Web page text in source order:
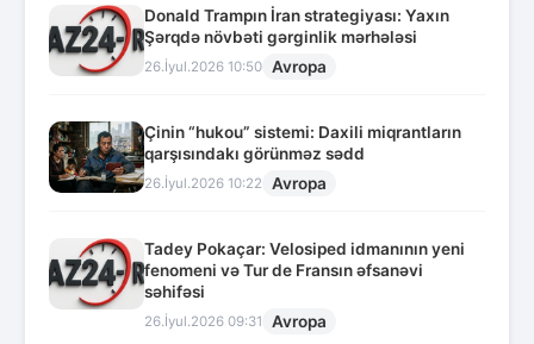
Donald Trampın İran strategiyası: Yaxın
Şərqdə növbəti gərginlik mərhələsi
26.İyul.2026 10:50 Avropa
Çinin “hukou” sistemi: Daxili miqrantların
qarşısındakı görünməz sədd
26.İyul.2026 10:22 Avropa
Tadey Pokaçar: Velosiped idmanının yeni
fenomeni və Tur de Fransın əfsanəvi
səhifəsi
26.İyul.2026 09:31 Avropa